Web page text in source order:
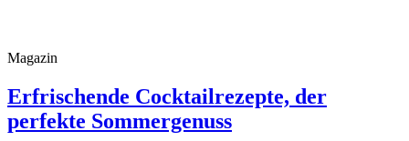
Magazin
Erfrischende Cocktailrezepte, der
perfekte Sommergenuss